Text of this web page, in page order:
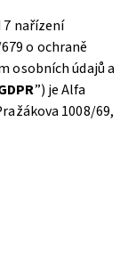
7 nařízení
o ochraně
osobních údajů a
”) je Alfa
1008/69,